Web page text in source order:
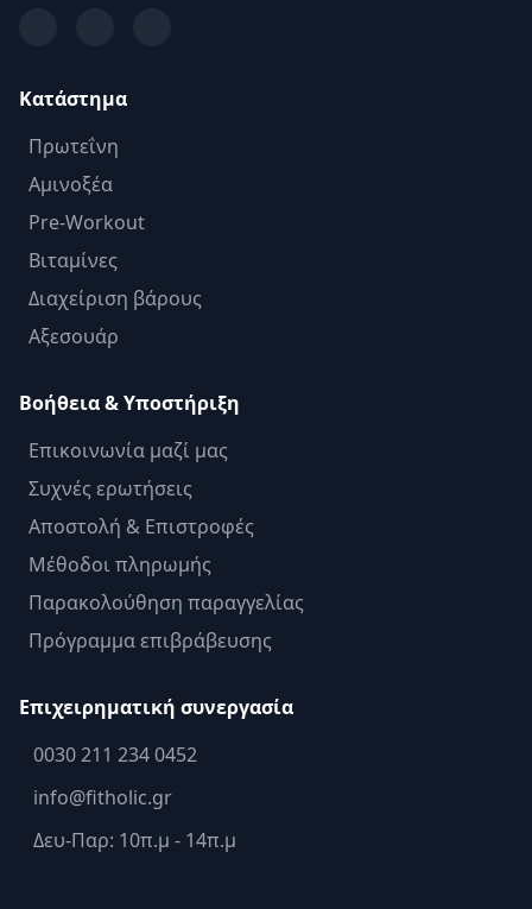
Κατάστημα
Πρωτεΐνη
Αμινοξέα
Pre-Workout
Βιταμίνες
Διαχείριση βάρους
Αξεσουάρ
Βοήθεια & Υποστήριξη
Επικοινωνία μαζί μας
Συχνές ερωτήσεις
Αποστολή & Επιστροφές
Μέθοδοι πληρωμής
Παρακολούθηση παραγγελίας
Πρόγραμμα επιβράβευσης
Επιχειρηματική συνεργασία
0030 211 234 0452
info@fitholic.gr
Δευ-Παρ: 10π.μ - 14π.μ